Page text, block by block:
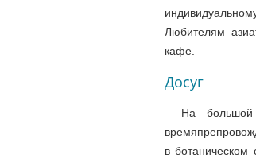
Любителям
кафе.
Досуг
На большой
в ботаническом